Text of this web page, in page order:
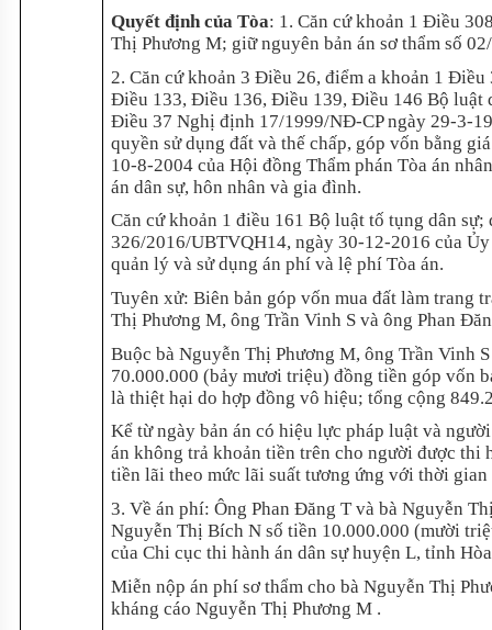
Quyết định của Tòa: 1. Căn cứ khoản 1 Điều
Thị Phương M; giữ nguyên bản án sơ thẩm số
2. Căn cứ khoản 3 Điều 26, điểm a khoản 1
Điều 133, Điều 136, Điều 139, Điều 146 Bộ luật
Điều 37 Nghị định 17/1999/NĐ-CP ngày 29-3-
quyền sử dụng đất và thế chấp, góp vốn bằng
10-8-2004 của Hội đồng Thẩm phán Tòa án
án dân sự, hôn nhân và gia đình.
Căn cứ khoản 1 điều 161 Bộ luật tố tụng dân
326/2016/UBTVQH14, ngày 30-12-2016 của
quản lý và sử dụng án phí và lệ phí Tòa án.
Tuyên xử: Biên bản góp vốn mua đất làm trang
Thị Phương M, ông Trần Vinh S và ông Phan
Buộc bà Nguyễn Thị Phương M, ông Trần Vinh
70.000.000 (bảy mươi triệu) đồng tiền góp vốn
là thiệt hại do hợp đồng vô hiệu; tổng cộng
Kể từ ngày bản án có hiệu lực pháp luật và
án không trả khoản tiền trên cho người được thi
tiền lãi theo mức lãi suất tương ứng với thời
3. Về án phí: Ông Phan Đăng T và bà Nguyễn
Nguyễn Thị Bích N số tiền 10.000.000 (mười
của Chi cục thi hành án dân sự huyện L, tỉnh
Miễn nộp án phí sơ thẩm cho bà Nguyễn Thị
kháng cáo Nguyễn Thị Phương M .